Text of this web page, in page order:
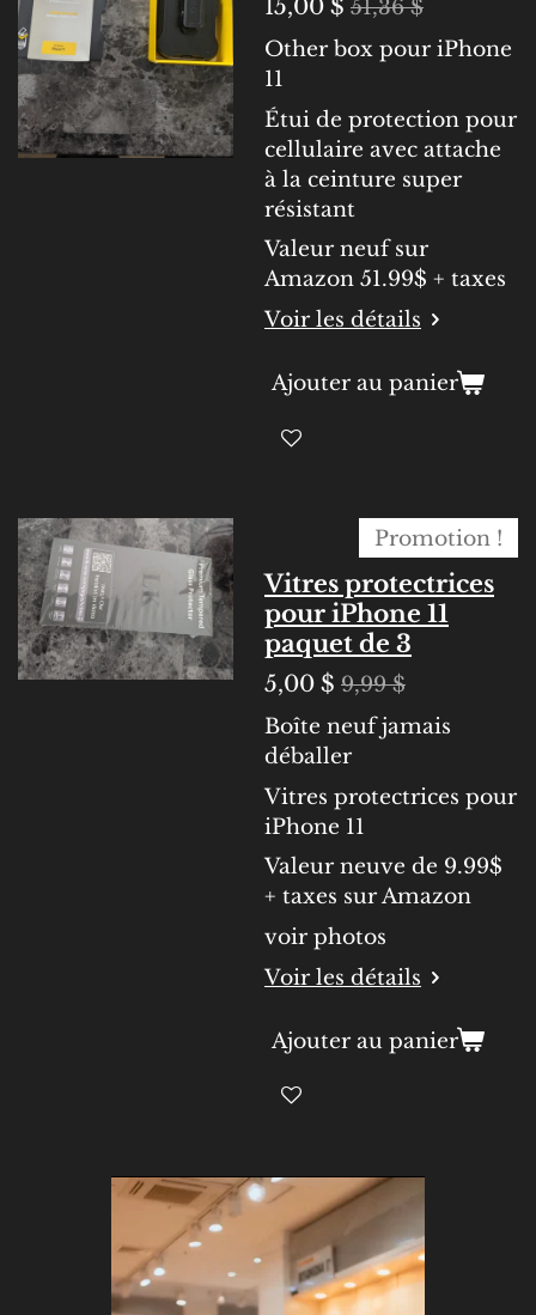
15,00 $ 51,36 $
Other box pour iPhone
11
Étui de protection pour
cellulaire avec attache
à la ceinture super
résistant
Valeur neuf sur
Amazon 51.99$ + taxes
Voir les détails
Ajouter au panier
Promotion !
Vitres protectrices
pour iPhone 11
paquet de 3
5,00 $ 9,99 $
Boîte neuf jamais
déballer
Vitres protectrices pour
iPhone 11
Valeur neuve de 9.99$
+ taxes sur Amazon
voir photos
Voir les détails
Ajouter au panier